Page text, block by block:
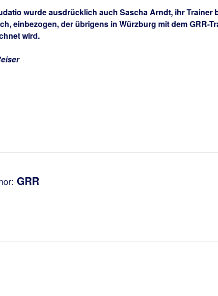
wurde ausdrücklich auch Sascha Arndt, ihr Trainer
einbezogen, der übrigens in Würzburg mit dem GRR-
wird.
GRR